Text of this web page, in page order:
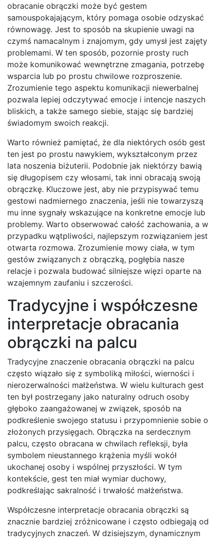
obracanie obrączki może być gestem
samouspokajającym, który pomaga osobie odzyskać
równowagę. Jest to sposób na skupienie uwagi na
czymś namacalnym i znajomym, gdy umysł jest zajęty
problemami. W ten sposób, pozornie prosty ruch
może komunikować wewnętrzne zmagania, potrzebę
wsparcia lub po prostu chwilowe rozproszenie.
Zrozumienie tego aspektu komunikacji niewerbalnej
pozwala lepiej odczytywać emocje i intencje naszych
bliskich, a także samego siebie, stając się bardziej
świadomym swoich reakcji.
Warto również pamiętać, że dla niektórych osób gest
ten jest po prostu nawykiem, wykształconym przez
lata noszenia biżuterii. Podobnie jak niektórzy bawią
się długopisem czy włosami, tak inni obracają swoją
obrączkę. Kluczowe jest, aby nie przypisywać temu
gestowi nadmiernego znaczenia, jeśli nie towarzyszą
mu inne sygnały wskazujące na konkretne emocje lub
problemy. Warto obserwować całość zachowania, a w
przypadku wątpliwości, najlepszym rozwiązaniem jest
otwarta rozmowa. Zrozumienie mowy ciała, w tym
gestów związanych z obrączką, pogłębia nasze
relacje i pozwala budować silniejsze więzi oparte na
wzajemnym zaufaniu i szczerości.
Tradycyjne i współczesne
interpretacje obracania
obrączki na palcu
Tradycyjne znaczenie obracania obrączki na palcu
często wiązało się z symboliką miłości, wierności i
nierozerwalności małżeństwa. W wielu kulturach gest
ten był postrzegany jako naturalny odruch osoby
głęboko zaangażowanej w związek, sposób na
podkreślenie swojego statusu i przypomnienie sobie o
złożonych przysięgach. Obrączka na serdecznym
palcu, często obracana w chwilach refleksji, była
symbolem nieustannego krążenia myśli wokół
ukochanej osoby i wspólnej przyszłości. W tym
kontekście, gest ten miał wymiar duchowy,
podkreślając sakralność i trwałość małżeństwa.
Współczesne interpretacje obracania obrączki są
znacznie bardziej zróżnicowane i często odbiegają od
tradycyjnych znaczeń. W dzisiejszym, dynamicznym